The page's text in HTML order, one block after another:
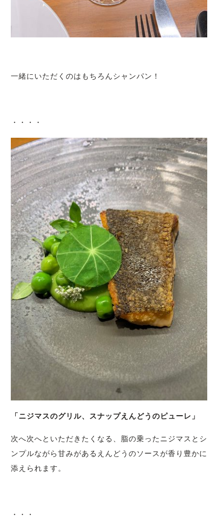
一緒にいただくのはもちろんシャンパン！
・・・・
「ニジマスのグリル、スナップえんどうのピューレ」
次へ次へといただきたくなる、脂の乗ったニジマスとシ
ンプルながら甘みがあるえんどうのソースが香り豊かに
添えられます。
・・・